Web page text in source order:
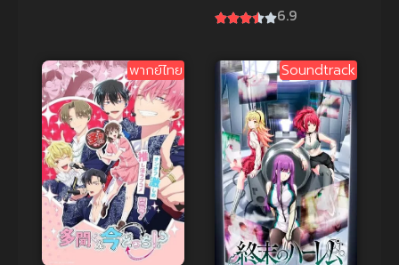
พากย์
พิทักษ์โลก6.9
พากย์ไทย Soundtrack